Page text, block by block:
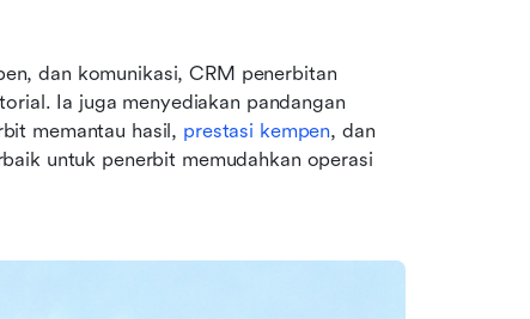
dan komunikasi, CRM penerbitan
Ia juga menyediakan pandangan
memantau hasil, prestasi kempen, dan
untuk penerbit memudahkan operasi